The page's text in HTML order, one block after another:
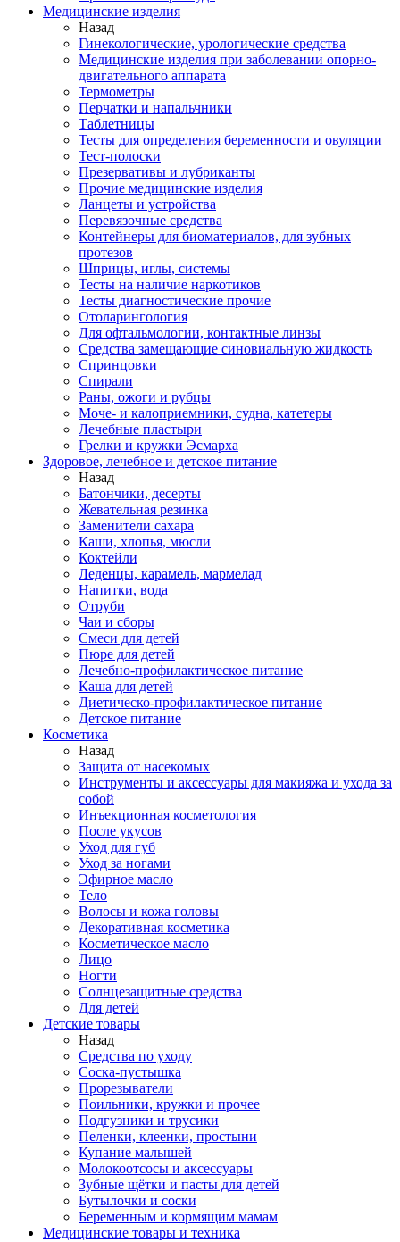
Медицинские изделия
Назад
Гинекологические, урологические средства
Медицинские изделия при заболевании опорно-
двигательного аппарата
Термометры
Перчатки и напальчники
Таблетницы
Тесты для определения беременности и овуляции
Тест-полоски
Презервативы и лубриканты
Прочие медицинские изделия
Ланцеты и устройства
Перевязочные средства
Контейнеры для биоматериалов, для зубных
протезов
Шприцы, иглы, системы
Тесты на наличие наркотиков
Тесты диагностические прочие
Отоларингология
Для офтальмологии, контактные линзы
Средства замещающие синовиальную жидкость
Спринцовки
Спирали
Раны, ожоги и рубцы
Моче- и калоприемники, судна, катетеры
Лечебные пластыри
Грелки и кружки Эсмарха
Здоровое, лечебное и детское питание
Назад
Батончики, десерты
Жевательная резинка
Заменители сахара
Каши, хлопья, мюсли
Коктейли
Леденцы, карамель, мармелад
Напитки, вода
Отруби
Чаи и сборы
Смеси для детей
Пюре для детей
Лечебно-профилактическое питание
Каша для детей
Диетическо-профилактическое питание
Детское питание
Косметика
Назад
Защита от насекомых
Инструменты и аксессуары для макияжа и ухода за
собой
Инъекционная косметология
После укусов
Уход для губ
Уход за ногами
Эфирное масло
Тело
Волосы и кожа головы
Декоративная косметика
Косметическое масло
Лицо
Ногти
Солнцезащитные средства
Для детей
Детские товары
Назад
Средства по уходу
Соска-пустышка
Прорезыватели
Поильники, кружки и прочее
Подгузники и трусики
Пеленки, клеенки, простыни
Купание малышей
Молокоотсосы и аксессуары
Зубные щётки и пасты для детей
Бутылочки и соски
Беременным и кормящим мамам
Медицинские товары и техника